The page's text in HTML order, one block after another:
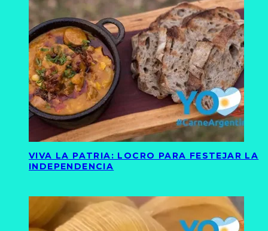
VIVA LA PATRIA: LOCRO PARA FESTEJAR LA
INDEPENDENCIA